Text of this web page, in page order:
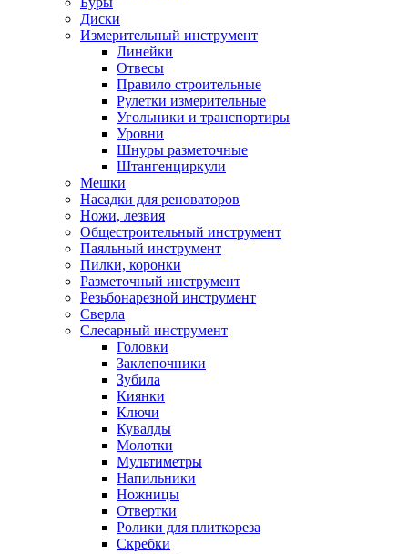
Диски
Измерительный инструмент
Линейки
Отвесы
Правило строительные
Рулетки измерительные
Угольники и транспортиры
Уровни
Шнуры разметочные
Штангенциркули
Мешки
Насадки для реноваторов
Ножи, лезвия
Общестроительный инструмент
Паяльный инструмент
Пилки, коронки
Разметочный инструмент
Резьбонарезной инструмент
Сверла
Слесарный инструмент
Головки
Заклепочники
Зубила
Киянки
Ключи
Кувалды
Молотки
Мультиметры
Напильники
Ножницы
Отвертки
Ролики для плиткореза
Скребки